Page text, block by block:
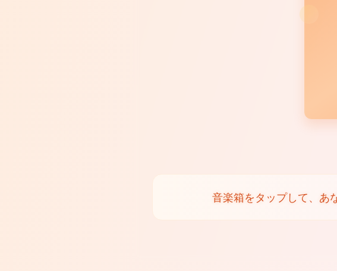
音楽箱をタップして、あ